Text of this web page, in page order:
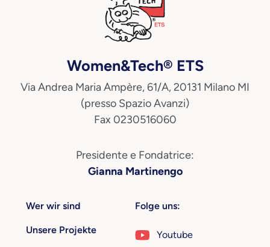
Women&Tech® ETS
Via Andrea Maria Ampère, 61/A, 20131 Milano MI
(presso Spazio Avanzi)
Fax 0230516060
Presidente e Fondatrice:
Gianna Martinengo
Wer wir sind
Unsere Projekte
Folge uns:
Youtube